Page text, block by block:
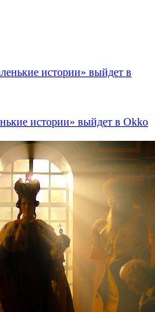
истории» выйдет в Okko